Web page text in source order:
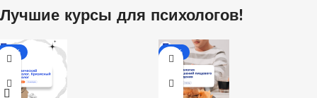
Лучшие курсы для психологов!
-65% -31%